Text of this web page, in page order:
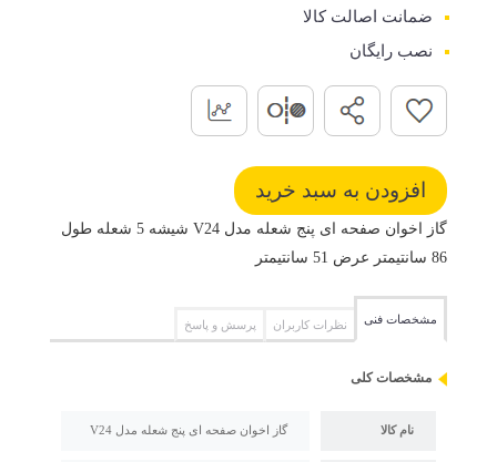
ضمانت اصالت کالا
نصب رایگان
گاز اخوان صفحه ای پنج شعله مدل V24 شیشه 5 شعله طول
86 سانتیمتر عرض 51 سانتیمتر
مشخصات فنی نظرات کاربران پرسش و پاسخ
مشخصات کلی
نام کالا گاز اخوان صفحه ای پنج شعله مدل V24